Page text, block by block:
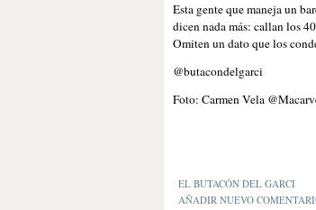
Esta gente que maneja un
dicen nada más: callan los
Omiten un dato que los
@butacondelgarci
Foto: Carmen Vela
EL BUTACÓN DEL GARCI
AÑADIR NUEVO